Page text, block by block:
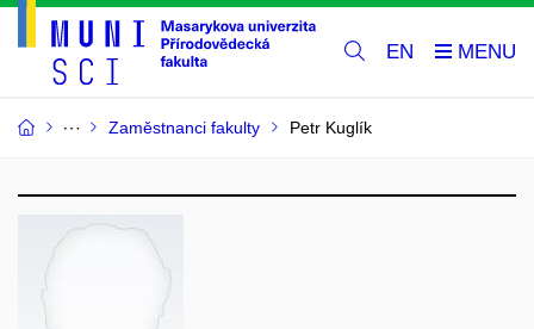
EN
Zaměstnanci fakulty Petr Kuglík